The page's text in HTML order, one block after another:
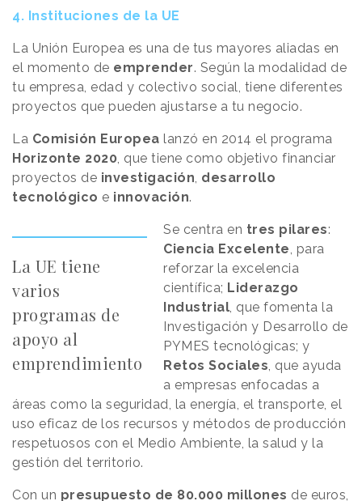
4. Instituciones de la UE
La Unión Europea es una de tus mayores aliadas en
el momento de emprender. Según la modalidad de
tu empresa, edad y colectivo social, tiene diferentes
proyectos que pueden ajustarse a tu negocio.
La Comisión Europea lanzó en 2014 el programa
Horizonte 2020, que tiene como objetivo financiar
proyectos de investigación, desarrollo
tecnológico e innovación.
La UE tiene
varios
programas de
apoyo al
emprendimiento
Se centra en tres pilares:
Ciencia Excelente, para
reforzar la excelencia
científica; Liderazgo
Industrial, que fomenta la
Investigación y Desarrollo de
PYMES tecnológicas; y
Retos Sociales, que ayuda
a empresas enfocadas a
áreas como la seguridad, la energía, el transporte, el
uso eficaz de los recursos y métodos de producción
respetuosos con el Medio Ambiente, la salud y la
gestión del territorio.
Con un presupuesto de 80.000 millones de euros,